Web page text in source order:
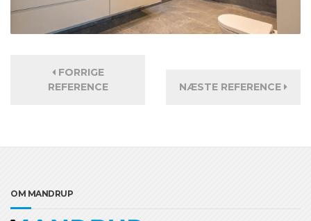
FORRIGE
REFERENCE
NÆSTE REFERENCE
OM MANDRUP